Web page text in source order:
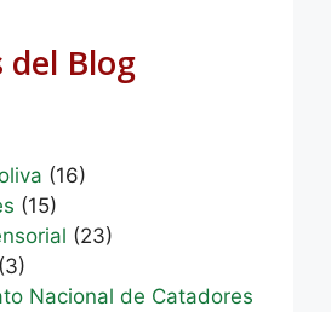
del Blog
(16)
(15)
(23)
(3)
Nacional de Catadores